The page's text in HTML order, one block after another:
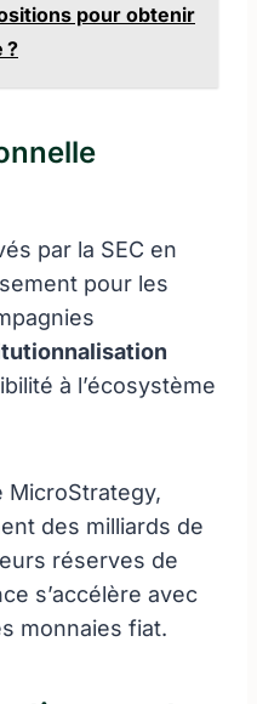
pour obtenir
?
par la SEC en
pour les
à l’écosystème
MicroStrategy,
des milliards de
réserves de
s’accélère avec
monnaies fiat.